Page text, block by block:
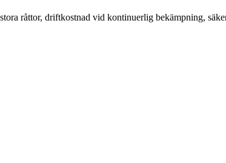
råttor, driftkostnad vid kontinuerlig bekämpning,